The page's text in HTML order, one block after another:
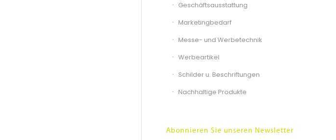
Geschäftsausstattung
Marketingbedarf
Messe- und Werbetechnik
Werbeartikel
Schilder u. Beschriftungen
Nachhaltige Produkte
Abonnieren Sie unseren Newsletter